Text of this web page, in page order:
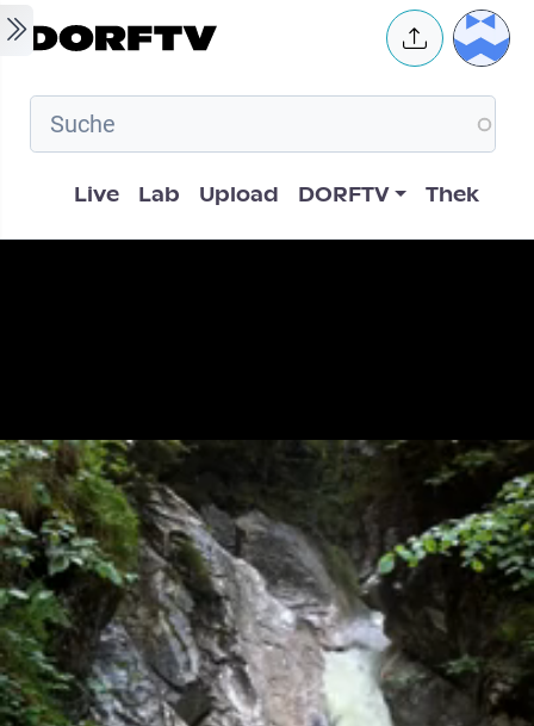
Skip to main content User
Hauptnavigation
Live Lab Upload DORFTV Thek